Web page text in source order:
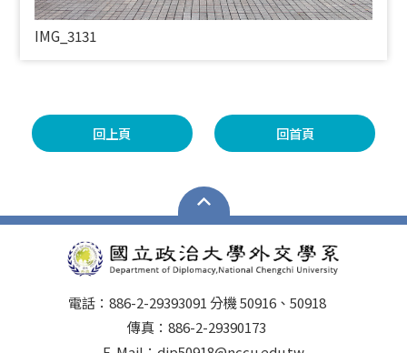
IMG_3131
回上頁 回首頁
電話：886-2-29393091 分機 50916、50918
傳真：886-2-29390173